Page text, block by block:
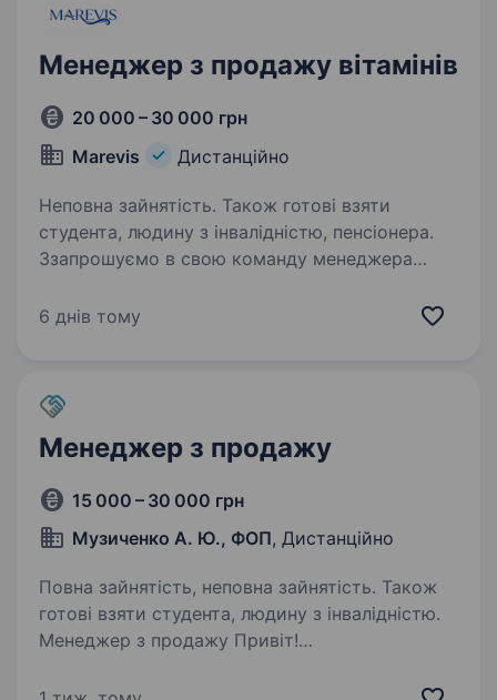
Менеджер з продажу вітамінів
20 000 – 30 000 грн
Marevis
Дистанційно
Неповна зайнятість. Також готові взяти
студента, людину з інвалідністю, пенсіонера.
Ззапрошуємо в свою команду менеджера
покриття — 2026 рік Україна, з 2027 року
6 днів тому
Менеджер з продажу
15 000 – 30 000 грн
Музиченко А. Ю., ФОП, Дистанційно
Повна зайнятість, неповна зайнятість. Також
готові взяти студента, людину з інвалідністю.
Менеджер з продажу Привіт!
спеціалізується на товарних продажах по всій